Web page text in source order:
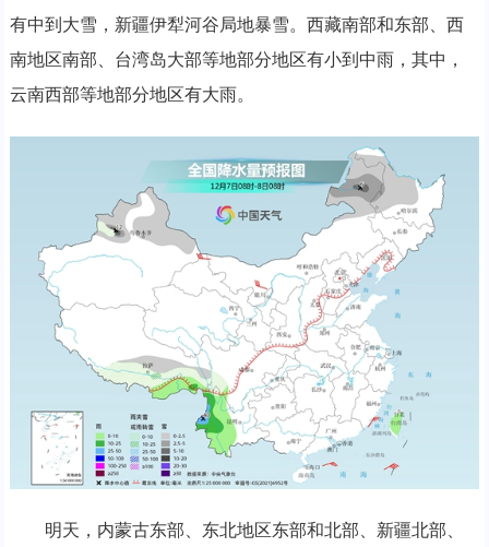
有中到大雪，新疆伊犁河谷局地暴雪。西藏南部和东部、西
南地区南部、台湾岛大部等地部分地区有小到中雨，其中，
云南西部等地部分地区有大雨。
明天，内蒙古东部、东北地区东部和北部、新疆北部、